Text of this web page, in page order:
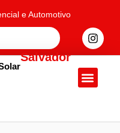
e Automotivo
Salvador